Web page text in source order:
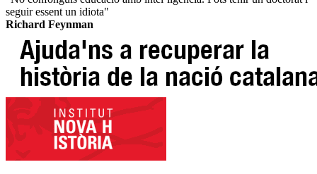
seguir essent un idiota"
Richard Feynman